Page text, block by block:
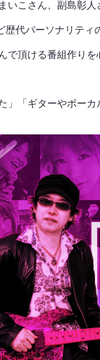
こさん、副島彰人
歴代パーソナリテ
で頂ける番組作り
」「ギターやボー